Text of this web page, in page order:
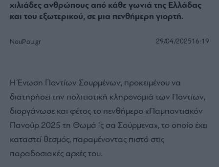
χιλιάδες ανθρώπους από κάθε γωνιά της Ελλάδας
και του εξωτερικού, σε μια πενθήμερη γιορτή.
NouPou.gr 29/04/202516:19
Η Ένωση Ποντίων Σουρμένων, προκειμένου να
διατηρήσει την πολιτιστική κληρονομιά των Ποντίων,
διοργάνωσε και φέτος το πενθήμερο «Παμποντιακόν
Πανοΰρ 2025 τη Θωμά ’ς σα Σούρμενα», το οποίο έχει
καταστεί θεσμός, παραμένοντας πιστό στις
παραδοσιακές αρχές του.